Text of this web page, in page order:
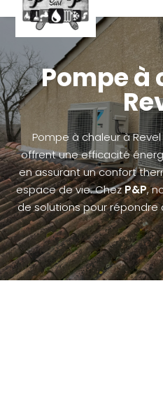
Pompe à
Pompe à chaleur à
offrent une efficacité
en assurant un confort
espace de vie. ChezP&P,
de solutions pour répondre